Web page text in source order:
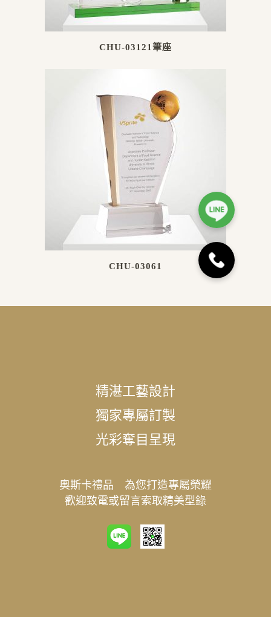
CHU-03121筆座
CHU-03061
精湛工藝設計
獨家專屬訂製
光彩奪目呈現
奧斯卡禮品 為您打造專屬榮耀
歡迎致電或留言索取精美型錄